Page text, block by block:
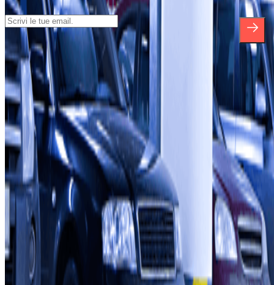
*Iscrivendoti, accetti la nostra Informativa sulla Privacy per ricevere
comunicazioni commerciali da Parclick. Senza alcun impegno,
potrai disiscriverti quando vuoi direttamente dalla stessa newsletter.
Riguardo a Parclcik
Chi siamo
Come funziona?
I Nostri Parcheggi
Collaboriamo?
Collaboratori
Proprietari di parcheggio
Affiliati
Contatto
Contattaci
FAQ